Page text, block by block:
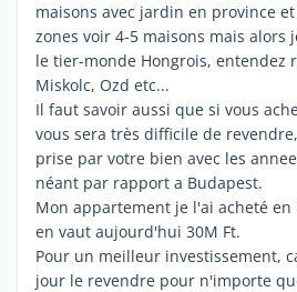
maisons avec jardin en province
zones voir 4-5 maisons mais alors
le tier-monde Hongrois, entendez
Miskolc, Ozd etc...
Il faut savoir aussi que si vous
vous sera très difficile de
prise par votre bien avec les
néant par rapport a Budapest.
Mon appartement je l'ai acheté en
en vaut aujourd'hui 30M Ft.
Pour un meilleur investissement,
jour le revendre pour n'importe